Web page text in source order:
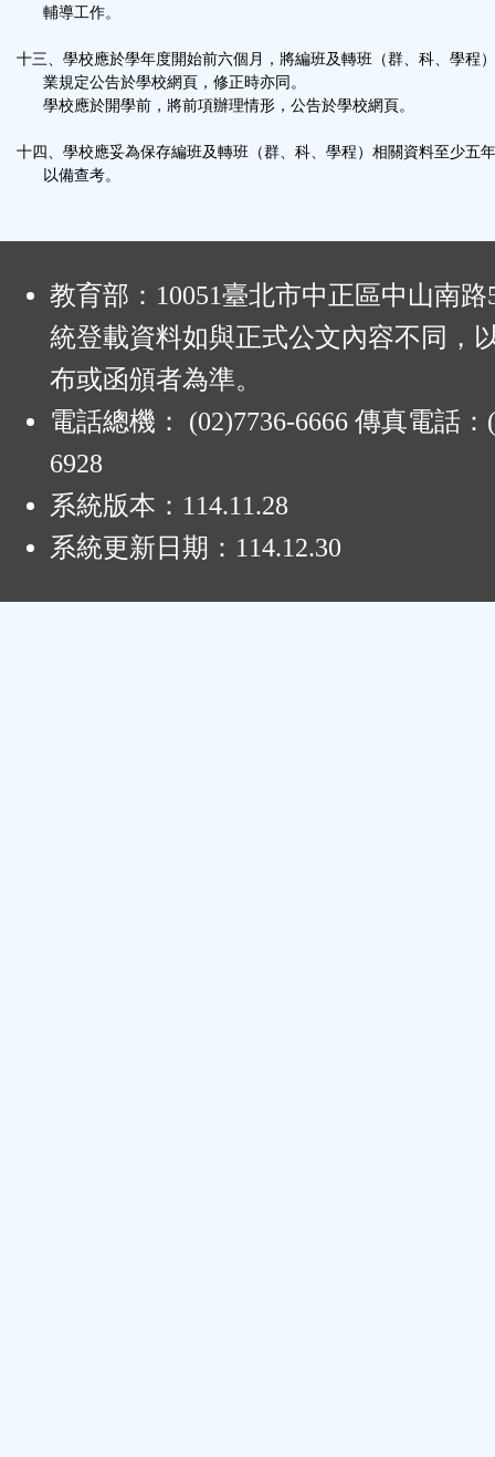
輔導工作。
十三、學校應於學年度開始前六個月，將編班及轉班（群、科、學程
業規定公告於學校網頁，修正時亦同。
學校應於開學前，將前項辦理情形，公告於學校網頁。
十四、學校應妥為保存編班及轉班（群、科、學程）相關資料至少五
以備查考。
教育部：10051臺北市中正區中山南
統登載資料如與正式公文內容不同，
布或函頒者為準。
電話總機： (02)7736-6666 傳真電話：
6928
系統版本： 114.11.28
系統更新日期： 114.12.30